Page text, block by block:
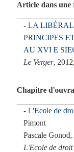
Article dans une
LA
PRINCIPES
AU XVI E
Le Verger,
Chapitre
L'Ecole de
Pimont
Pascale
L'Ecole de